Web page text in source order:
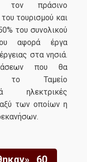
τον πράσινο
τουρισμού και
του συνολικού
αφορά έργα
στα νησιά.
που θα
το Ταμείο
ηλεκτρικές
των οποίων η
60